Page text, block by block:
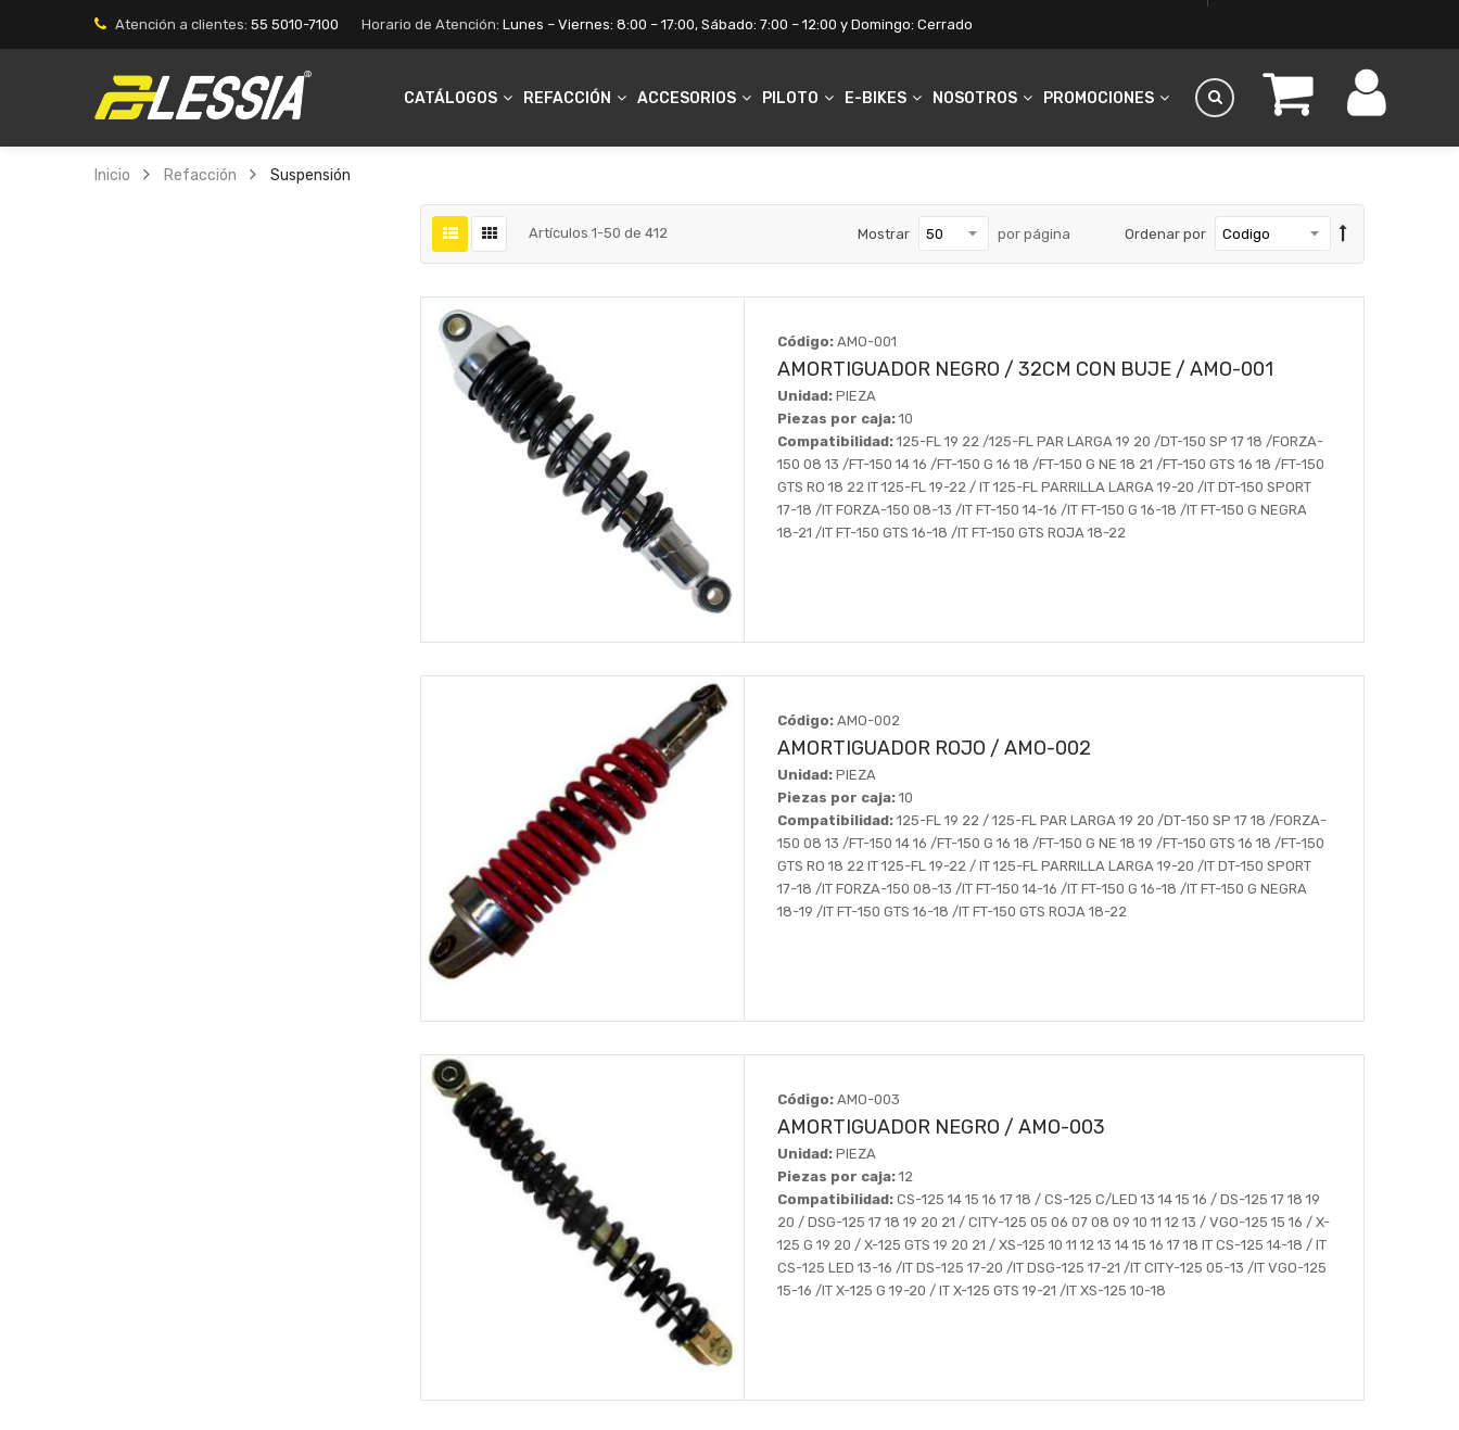
Atención a clientes: 55 5010-7100 Horario de Atención: Lunes – Viernes: 8:00 – 17:00, Sábado: 7:00 – 12:00 y Domingo: Cerrado
CATÁLOGOS REFACCIÓN ACCESORIOS PILOTO E-BIKES NOSOTROS PROMOCIONES
Inicio Refacción Suspensión
Artículos 1-50 de 412 Ordenar por
Mostrar por página
Código: AMO-001
AMORTIGUADOR NEGRO / 32CM CON BUJE / AMO-001
Unidad: PIEZA
Piezas por caja: 10
Compatibilidad: 125-FL 19 22 /125-FL PAR LARGA 19 20 /DT-150 SP 17 18 /FORZA-
150 08 13 /FT-150 14 16 /FT-150 G 16 18 /FT-150 G NE 18 21 /FT-150 GTS 16 18 /FT-150
GTS RO 18 22 IT 125-FL 19-22 / IT 125-FL PARRILLA LARGA 19-20 /IT DT-150 SPORT
17-18 /IT FORZA-150 08-13 /IT FT-150 14-16 /IT FT-150 G 16-18 /IT FT-150 G NEGRA
18-21 /IT FT-150 GTS 16-18 /IT FT-150 GTS ROJA 18-22
Código: AMO-002
AMORTIGUADOR ROJO / AMO-002
Unidad: PIEZA
Piezas por caja: 10
Compatibilidad: 125-FL 19 22 / 125-FL PAR LARGA 19 20 /DT-150 SP 17 18 /FORZA-
150 08 13 /FT-150 14 16 /FT-150 G 16 18 /FT-150 G NE 18 19 /FT-150 GTS 16 18 /FT-150
GTS RO 18 22 IT 125-FL 19-22 / IT 125-FL PARRILLA LARGA 19-20 /IT DT-150 SPORT
17-18 /IT FORZA-150 08-13 /IT FT-150 14-16 /IT FT-150 G 16-18 /IT FT-150 G NEGRA
18-19 /IT FT-150 GTS 16-18 /IT FT-150 GTS ROJA 18-22
Código: AMO-003
AMORTIGUADOR NEGRO / AMO-003
Unidad: PIEZA
Piezas por caja: 12
Compatibilidad: CS-125 14 15 16 17 18 / CS-125 C/LED 13 14 15 16 / DS-125 17 18 19
20 / DSG-125 17 18 19 20 21 / CITY-125 05 06 07 08 09 10 11 12 13 / VGO-125 15 16 / X-
125 G 19 20 / X-125 GTS 19 20 21 / XS-125 10 11 12 13 14 15 16 17 18 IT CS-125 14-18 / IT
CS-125 LED 13-16 /IT DS-125 17-20 /IT DSG-125 17-21 /IT CITY-125 05-13 /IT VGO-125
15-16 /IT X-125 G 19-20 / IT X-125 GTS 19-21 /IT XS-125 10-18